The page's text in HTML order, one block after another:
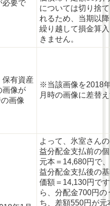
必要で
については切り捨
れるため、当期以
繰り越して損金算
きません。
有資産
画像が
画像
※当該画像を2018
月時の画像に差替
よって、氷室さん
益分配金支払前の
元本＝14,680円で
益分配金支払後の
価額＝14,130円で
ら、分配金700円の
ち、差額550円が元